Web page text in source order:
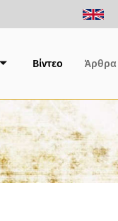
Bίντεο Άρθρα